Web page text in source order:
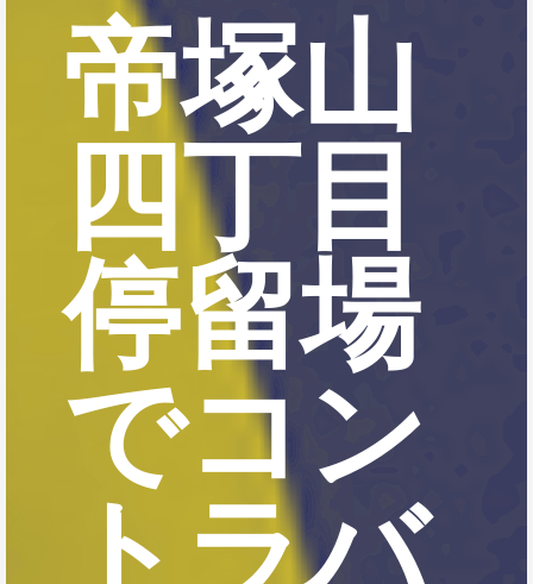
帝塚山
四丁目
停留場
でコン
トラバ